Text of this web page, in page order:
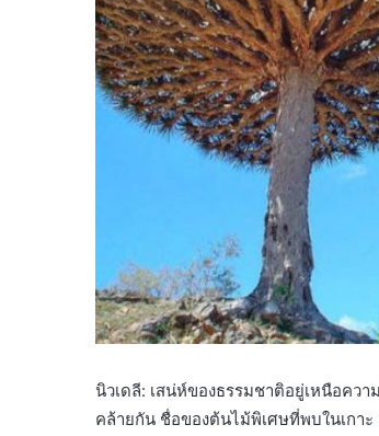
นิวเดลี: เสน่ห์ของธรรมชาติอยู่เหนือคว
คล้ายกัน ชื่อของต้นไม้พิเศษที่พบในเกา